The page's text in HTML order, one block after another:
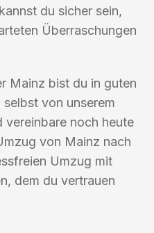
du sicher sein,
Überraschungen
Mainz bist du in guten
von unserem
vereinbare noch heute
von Mainz nach
Umzug mit
dem du vertrauen